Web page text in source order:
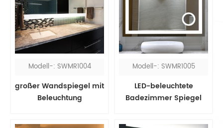
Modell-: SWMR1004
großer Wandspiegel mit
Beleuchtung
Modell-: SWMR1005
LED-beleuchtete
Badezimmer Spiegel
Vergrößerungsglas